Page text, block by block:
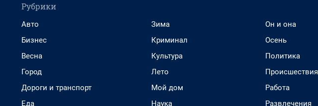
Рубрики
Авто
Бизнес
Весна
Город
Дороги и транспорт
Еда
Зима
Криминал
Культура
Лето
Мой дом
Наука
Он и она
Осень
Политика
Происшествия
Работа
Развлечения